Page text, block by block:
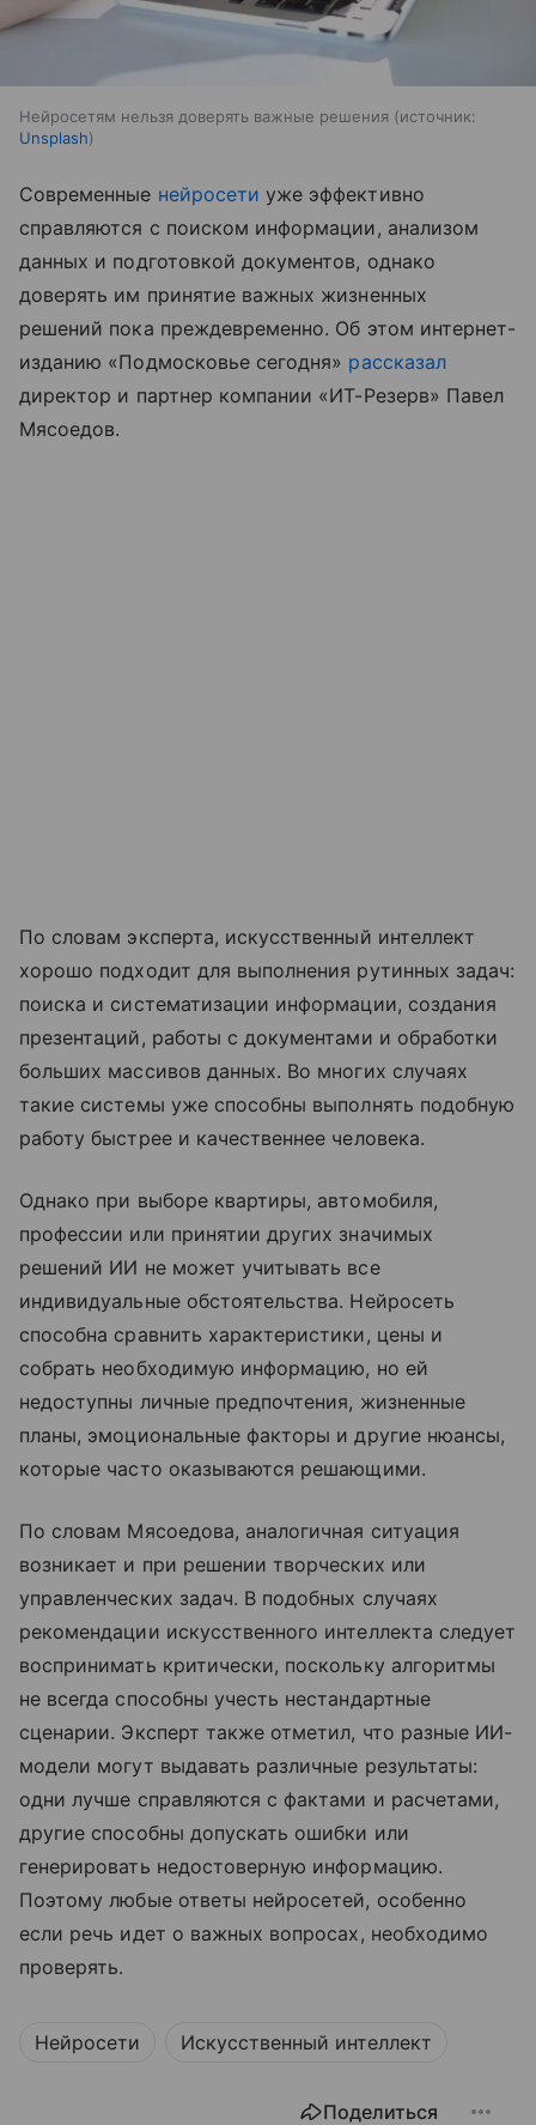
Нейросетям нельзя доверять важные решения
источник:
Unsplash
Современные нейросети уже эффективно
справляются с поиском информации, анализом
данных и подготовкой документов, однако
доверять им принятие важных жизненных
решений пока преждевременно. Об этом интернет-
изданию «Подмосковье сегодня» рассказал
директор и партнер компании «ИТ-Резерв» Павел
Мясоедов.
По словам эксперта, искусственный интеллект
хорошо подходит для выполнения рутинных задач:
поиска и систематизации информации, создания
презентаций, работы с документами и обработки
больших массивов данных. Во многих случаях
такие системы уже способны выполнять подобную
работу быстрее и качественнее человека.
Однако при выборе квартиры, автомобиля,
профессии или принятии других значимых
решений ИИ не может учитывать все
индивидуальные обстоятельства. Нейросеть
способна сравнить характеристики, цены и
собрать необходимую информацию, но ей
недоступны личные предпочтения, жизненные
планы, эмоциональные факторы и другие нюансы,
которые часто оказываются решающими.
По словам Мясоедова, аналогичная ситуация
возникает и при решении творческих или
управленческих задач. В подобных случаях
рекомендации искусственного интеллекта следует
воспринимать критически, поскольку алгоритмы
не всегда способны учесть нестандартные
сценарии. Эксперт также отметил, что разные ИИ-
модели могут выдавать различные результаты:
одни лучше справляются с фактами и расчетами,
другие способны допускать ошибки или
генерировать недостоверную информацию.
Поэтому любые ответы нейросетей, особенно
если речь идет о важных вопросах, необходимо
проверять.
Нейросети Искусственный интеллект
Поделиться